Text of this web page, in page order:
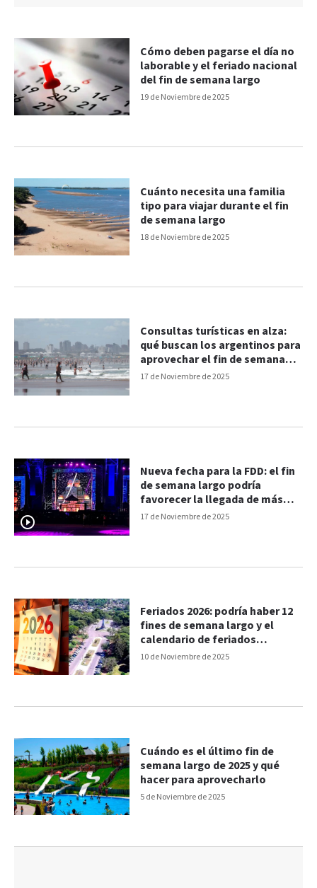
19 de Noviembre de 2025
Cómo deben pagarse el día no
laborable y el feriado nacional
del fin de semana largo
18 de Noviembre de 2025
Cuánto necesita una familia
tipo para viajar durante el fin
de semana largo
17 de Noviembre de 2025
Consultas turísticas en alza:
qué buscan los argentinos para
aprovechar el fin de semana
largo
17 de Noviembre de 2025
Nueva fecha para la FDD: el fin
de semana largo podría
favorecer la llegada de más
público
10 de Noviembre de 2025
Feriados 2026: podría haber 12
fines de semana largo y el
calendario de feriados
inamovibles
5 de Noviembre de 2025
Cuándo es el último fin de
semana largo de 2025 y qué
hacer para aprovecharlo